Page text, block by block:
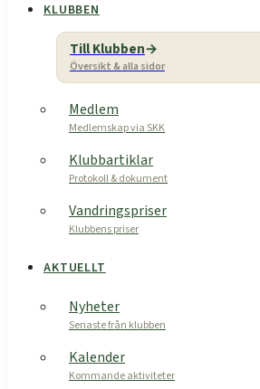
KLUBBEN
Till Klubben
Översikt & alla sidor
Medlem
Medlemskap via SKK
Klubbartiklar
Protokoll & dokument
Vandringspriser
Klubbens priser
AKTUELLT
Nyheter
Senaste från klubben
Kalender
Kommande aktiviteter